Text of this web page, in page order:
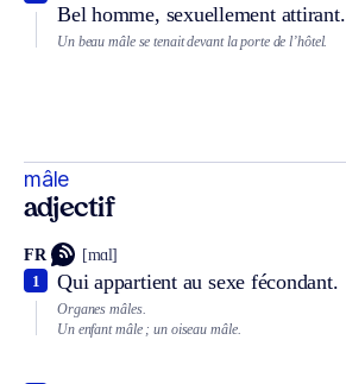
Bel homme, sexuellement attirant.
Un beau mâle se tenait devant la porte de l’hôtel.
mâle
adjectif
FR [mɑl]
Qui appartient au sexe fécondant.
1
Organes mâles.
Un enfant mâle ; un oiseau mâle.